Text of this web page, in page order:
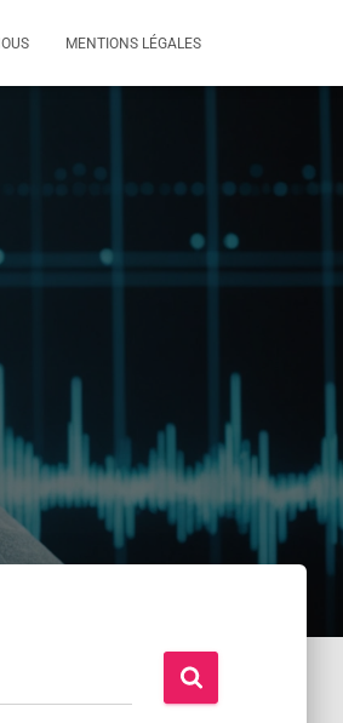
MENTIONS LÉGALES